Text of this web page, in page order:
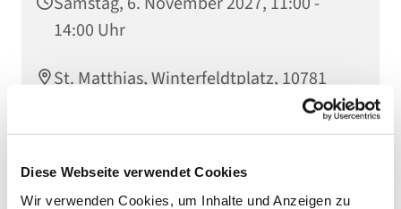
Diese Webseite verwendet Cookies
Wir verwenden Cookies, um Inhalte und Anzeigen zu
14:00 Uhr
St. Matthias, Winterfeldtplatz, 10781